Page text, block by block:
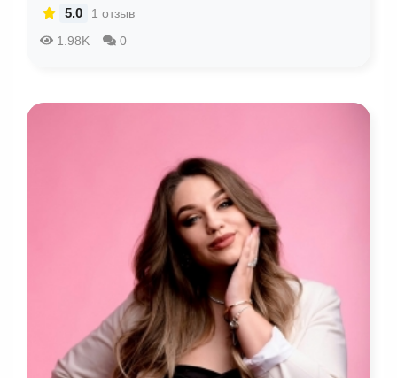
1.98K 0
5.0 1 отзыв